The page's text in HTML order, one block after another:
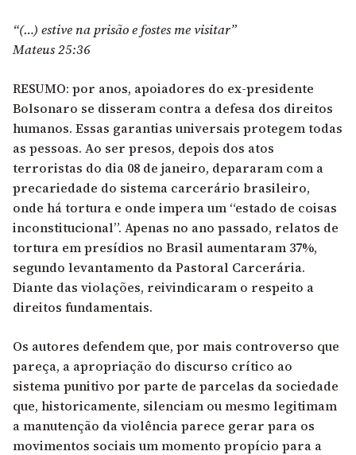
“(…) estive na prisão e fostes me visitar”
Mateus 25:36
RESUMO: por anos, apoiadores do ex-presidente
Bolsonaro se disseram contra a defesa dos direitos
humanos. Essas garantias universais protegem todas
as pessoas. Ao ser presos, depois dos atos
terroristas do dia 08 de janeiro, depararam com a
precariedade do sistema carcerário brasileiro,
onde há tortura e onde impera um “estado de coisas
inconstitucional”. Apenas no ano passado, relatos de
tortura em presídios no Brasil aumentaram 37%,
segundo levantamento da Pastoral Carcerária.
Diante das violações, reivindicaram o respeito a
direitos fundamentais.
Os autores defendem que, por mais controverso que
pareça, a apropriação do discurso crítico ao
sistema punitivo por parte de parcelas da sociedade
que, historicamente, silenciam ou mesmo legitimam
a manutenção da violência parece gerar para os
movimentos sociais um momento propício para a